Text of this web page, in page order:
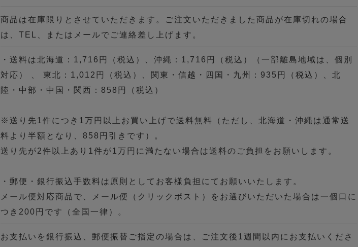
商品は在庫限りとさせていただきます。ご注文いただきました商品が在庫切れの場合
は、TEL、またはメールでご連絡差し上げます。
・送料は北海道：1,716円（税込）、沖縄：1,716円（税込）（一部離島地域は、個別
対応） 、 東北：1,012円（税込）、関東・信越・四国・九州：935円（税込）、北
陸・中部・中国・関西：858円（税込）
※送り先1件につき1万円以上お買い上げで送料無料（ただし、北海道・沖縄は通常送
料より半額となり、858円引きです）。
送り先が2件以上あり1件が1万円に満たない場合は送料のご負担をお願いします。
・郵便・銀行振込手数料は原則としてお客様負担にてお願いいたします。
メール便対応商品で、メール便（クリックポスト）をお選びいただいた場合は一個口に
つき200円です（全国一律）。
お支払いを銀行振込、郵便振替ご指定の場合は、ご注文後1週間以内にお支払いくださ